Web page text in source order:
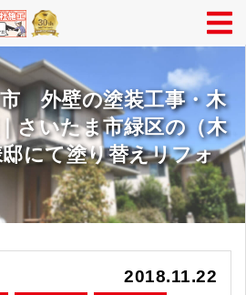
外壁の塗装工事・木
さいたま市緑区の（木
にて塗り替えリフォ
2018.11.22